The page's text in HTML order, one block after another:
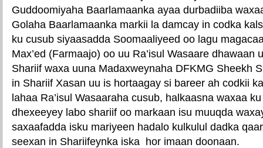
Guddoomiyaha Baarlamaanka ayaa durbadiiba
Golaha Baarlamaanka markii la damcay in codka
ku cusub siyaasadda Soomaaliyeed oo lagu
Max’ed (Farmaajo) oo uu Ra’isul Wasaare dhawaan
Shariif waxa uuna Madaxweynaha DFKMG Sheekh
in Shariif Xasan uu is hortaagay si bareer ah codkii
lahaa Ra’isul Wasaaraha cusub, halkaasna waxaa
dhexeeyey labo shariif oo markaan isu muuqda
saxaafadda isku mariyeen hadalo kulkulul dadka
seexan in Shariifeynka iska hor imaan doonaan.